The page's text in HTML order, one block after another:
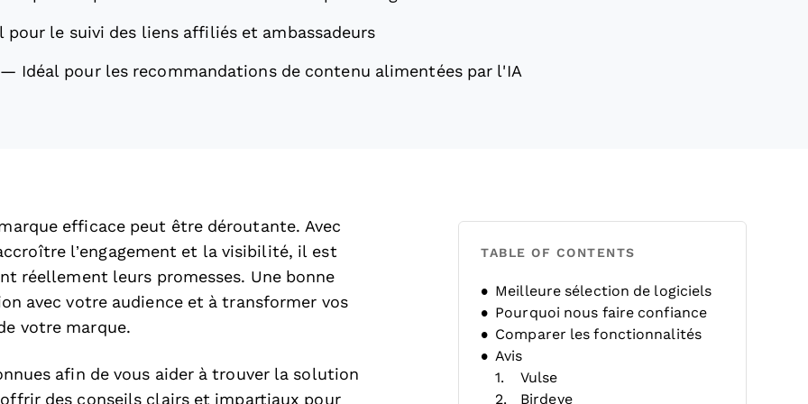
pour le suivi des liens affiliés et ambassadeurs
— Idéal pour les recommandations de contenu alimentées par l'IA
efficace peut être déroutante. Avec
l’engagement et la visibilité, il est
réellement leurs promesses. Une bonne
avec votre audience et à transformer vos
votre marque.
afin de vous aider à trouver la solution
des conseils clairs et impartiaux pour
TABLE OF CONTENTS
Meilleure sélection de logiciels
Pourquoi nous faire confiance
Comparer les fonctionnalités
Avis
Vulse
Birdeye